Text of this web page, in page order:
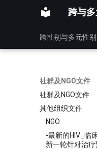
跨与
跨性别与多元性
社群及NGO文件
社群及NGO文件
其他组织文件
NGO
-最新的HIV_临
新一轮针对治